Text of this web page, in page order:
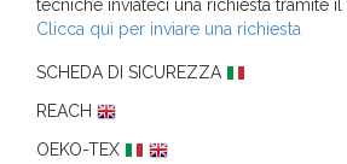
tecniche inviateci una richiesta tramite
Clicca qui per inviare una richiesta
SCHEDA DI SICUREZZA
REACH
OEKO-TEX